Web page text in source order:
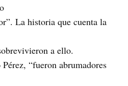
La historia que cuenta la
a ello.
“fueron abrumadores